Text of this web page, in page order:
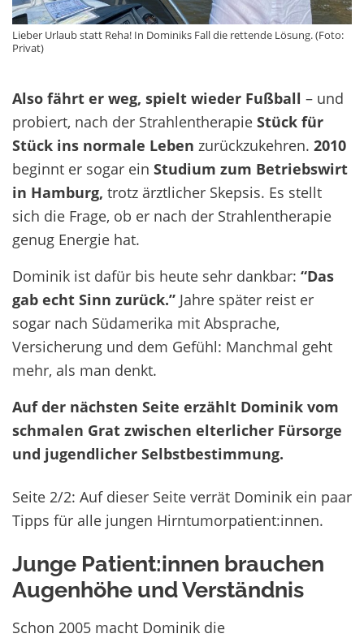
Lieber Urlaub statt Reha! In Dominiks Fall die rettende Lösung. (Foto:
Privat)
Also fährt er weg, spielt wieder Fußball – und
probiert, nach der Strahlentherapie Stück für
Stück ins normale Leben zurückzukehren. 2010
beginnt er sogar ein Studium zum Betriebswirt
in Hamburg, trotz ärztlicher Skepsis. Es stellt
sich die Frage, ob er nach der Strahlentherapie
genug Energie hat.
Dominik ist dafür bis heute sehr dankbar: “Das
gab echt Sinn zurück.” Jahre später reist er
sogar nach Südamerika mit Absprache,
Versicherung und dem Gefühl: Manchmal geht
mehr, als man denkt.
Auf der nächsten Seite erzählt Dominik vom
schmalen Grat zwischen elterlicher Fürsorge
und jugendlicher Selbstbestimmung.
Seite 2/2: Auf dieser Seite verrät Dominik ein paar
Tipps für alle jungen Hirntumorpatient:innen.
Junge Patient:innen brauchen
Augenhöhe und Verständnis
Schon 2005 macht Dominik die